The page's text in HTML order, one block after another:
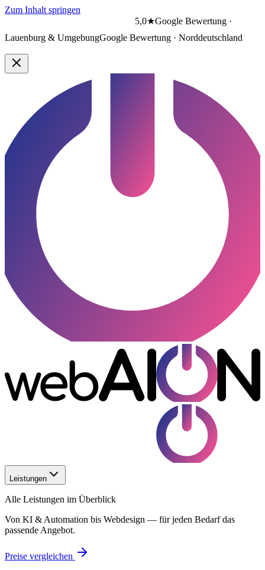
Zum Inhalt springen
5,0★Google Bewertung ·
Lauenburg & UmgebungGoogle Bewertung · Norddeutschland
Leistungen
Alle Leistungen im Überblick
Von KI & Automation bis Webdesign — für jeden Bedarf das
passende Angebot.
Preise vergleichen